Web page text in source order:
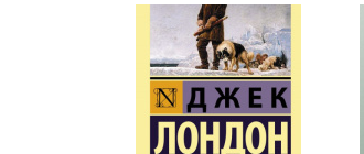
Serdtsa_tryoh_017
Serdtsa_tryoh_018
Serdtsa_tryoh_019